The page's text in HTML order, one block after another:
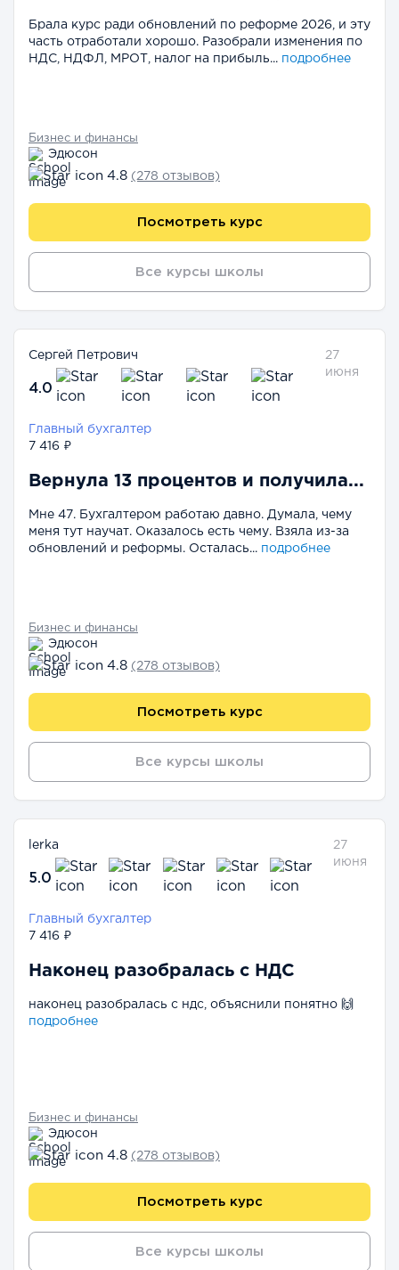
Брала курс ради обновлений по реформе 2026, и эту
часть отработали хорошо. Разобрали изменения по
НДС, НДФЛ, МРОТ, налог на прибыль... подробнее
Бизнес и финансы
Эдюсон
4.8 (278 отзывов)
Посмотреть курс
Все курсы школы
Сергей Петрович
4.0
27
июня
Главный бухгалтер
7 416 ₽
Вернула 13 процентов и получила...
Мне 47. Бухгалтером работаю давно. Думала, чему
меня тут научат. Оказалось есть чему. Взяла из-за
обновлений и реформы. Осталась... подробнее
Бизнес и финансы
Эдюсон
4.8 (278 отзывов)
Посмотреть курс
Все курсы школы
lerka
5.0
27
июня
Главный бухгалтер
7 416 ₽
Наконец разобралась с НДС
наконец разобралась с ндс, объяснили понятно 🙌
подробнее
Бизнес и финансы
Эдюсон
4.8 (278 отзывов)
Посмотреть курс
Все курсы школы